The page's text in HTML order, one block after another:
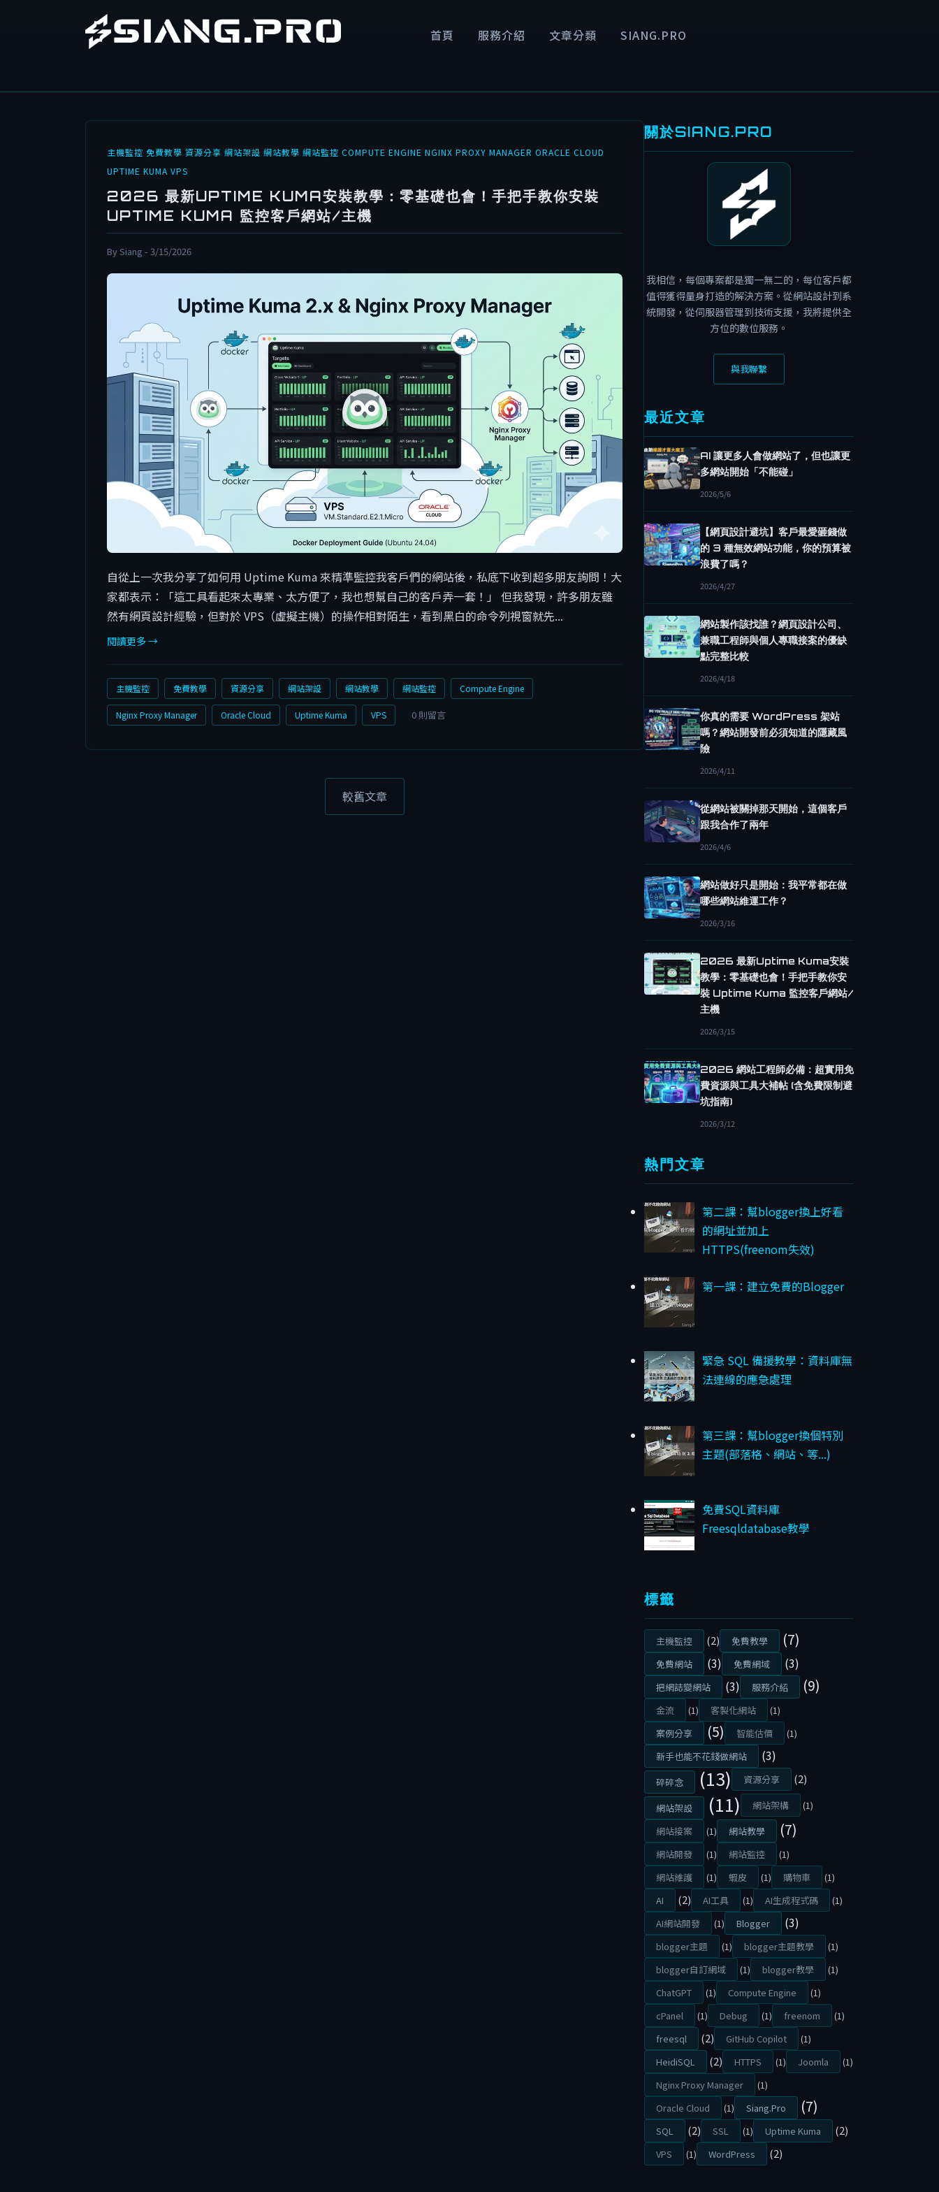
首頁 服務介紹 文章分類 SIANG.PRO
主機監控 免費教學 資源分享 網站架設 網站教學 網站監控 COMPUTE ENGINE NGINX PROXY MANAGER ORACLE CLOUD
UPTIME KUMA VPS
2026 最新UPTIME KUMA安裝教學：零基礎也會！手把手教你安裝
UPTIME KUMA 監控客戶網站/主機
By Siang - 3/15/2026
自從上一次我分享了如何用 Uptime Kuma 來精準監控我客戶們的網站後，私底下收到超多朋友詢問！大
家都表示：「這工具看起來太專業、太方便了，我也想幫自己的客戶弄一套！」 但我發現，許多朋友雖
然有網頁設計經驗，但對於 VPS（虛擬主機）的操作相對陌生，看到黑白的命令列視窗就先...
閱讀更多 →
主機監控 免費教學 資源分享 網站架設 網站教學 網站監控 Compute Engine
Nginx Proxy Manager Oracle Cloud Uptime Kuma VPS 0 則留言
較舊文章
關於SIANG.PRO
我相信，每個專案都是獨一無二的，每位客戶都
值得獲得量身打造的解決方案。從網站設計到系
統開發，從伺服器管理到技術支援，我將提供全
方位的數位服務。
與我聯繫
最近文章
AI 讓更多人會做網站了，但也讓更
多網站開始「不能碰」
2026/5/6
【網頁設計避坑】客戶最愛砸錢做
的 3 種無效網站功能，你的預算被
浪費了嗎？
2026/4/27
網站製作該找誰？網頁設計公司、
兼職工程師與個人專職接案的優缺
點完整比較
2026/4/18
你真的需要 WordPress 架站
嗎？網站開發前必須知道的隱藏風
險
2026/4/11
從網站被關掉那天開始，這個客戶
跟我合作了兩年
2026/4/6
網站做好只是開始：我平常都在做
哪些網站維運工作？
2026/3/16
2026 最新Uptime Kuma安裝
教學：零基礎也會！手把手教你安
裝 Uptime Kuma 監控客戶網站/
主機
2026/3/15
2026 網站工程師必備：超實用免
費資源與工具大補帖 (含免費限制避
坑指南)
2026/3/12
熱門文章
第二課：幫blogger換上好看
的網址並加上
HTTPS(freenom失效)
第一課：建立免費的Blogger
緊急 SQL 備援教學：資料庫無
法連線的應急處理
第三課：幫blogger換個特別
主題(部落格、網站、等...)
免費SQL資料庫
Freesqldatabase教學
標籤
主機監控 (2) 免費教學 (7)
免費網站 (3) 免費網域 (3)
把網誌變網站 (3) 服務介紹 (9)
金流 (1) 客製化網站
(1)
案例分享
(5) 智能估價
(1)
新手也能不花錢做網站
(3)
碎碎念 (13) 資源分享 (2)
網站架設 (11) 網站架構
(1)
網站接案
(1) 網站教學 (7)
網站開發 (1) 網站監控
(1)
網站維護
(1) 蝦皮 (1) 購物車
(1)
AI
(2) AI工具 (1) AI生成程式碼
(1)
AI網站開發
(1) Blogger (3)
blogger主題 (1) blogger主題教學
(1)
blogger自訂網域
(1) blogger教學
(1)
ChatGPT
(1) Compute Engine
(1)
cPanel
(1) Debug (1) freenom
(1)
freesql
(2) GitHub Copilot
(1)
HeidiSQL
(2) HTTPS (1) Joomla
(1)
Nginx Proxy Manager
(1)
Oracle Cloud
(1) Siang.Pro (7)
SQL (2) SSL (1) Uptime Kuma (2)
VPS (1) WordPress (2)